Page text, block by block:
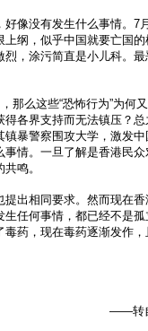
像没有发生什么事情。7
纲，似乎中国就要亡国
，涂污简直是小儿科。
那么这些“恐怖行为”为何
各界支持而无法镇压？
暴警察围攻大学，激发
情。一旦了解是香港民
鸣。
出相同要求。然而现在
任何事情，都已经不是
药，现在毒药逐渐发作
——转